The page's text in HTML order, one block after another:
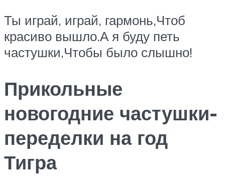
Ты играй, играй, гармонь,Чтоб
красиво вышло.А я буду петь
частушки,Чтобы было слышно!
Прикольные
новогодние частушки-
переделки на год
Тигра